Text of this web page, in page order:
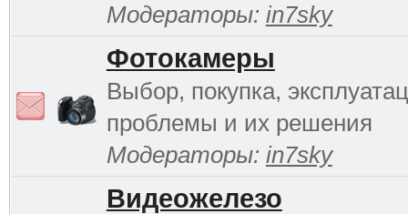
Модераторы: in7sky
Фотокамеры
Выбор, покупка,
проблемы и их решения
Модераторы: in7sky
Видеожелезо